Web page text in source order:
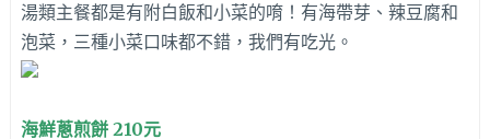
湯類主餐都是有附白飯和小菜的唷！有海帶芽、辣豆腐和
泡菜，三種小菜口味都不錯，我們有吃光。
海鮮蔥煎餅 210元